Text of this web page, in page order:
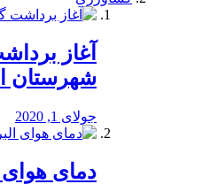
آغاز
شهرستان
جولای 1, 2020
دمای هوای